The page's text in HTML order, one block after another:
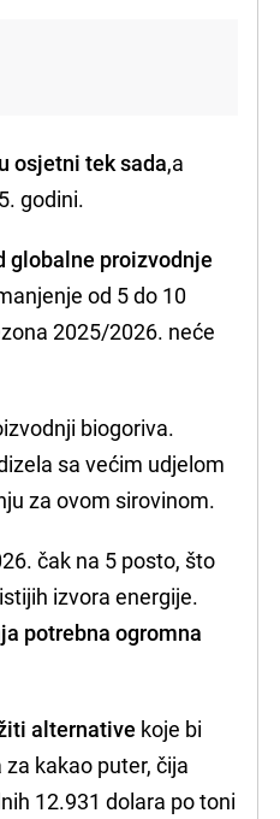
osjetni tek sada,a
godini.
globalne proizvodnje
od 5 do 10
2025/2026. neće
biogoriva.
sa većim udjelom
za ovom sirovinom.
čak na 5 posto, što
izvora energije.
potrebna ogromna
alternative koje bi
kakao puter, čija
12.931 dolara po toni